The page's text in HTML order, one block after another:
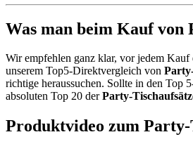
Was man beim Kauf von
Wir empfehlen ganz klar, vor jedem Kauf
unserem Top5-Direktvergleich von
richtige heraussuchen. Sollte in den Top
absoluten Top 20 derParty-
Produktvideo zum Party-